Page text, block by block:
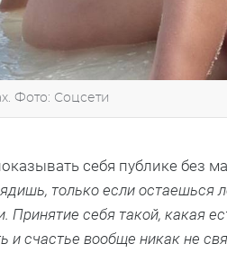
Фото: Соцсети
себя публике без
только если остаешься
Принятие себя такой, какая
счастье вообще никак не